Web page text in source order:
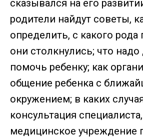
сказывался на его
родители найдут советы,
определить, с какого
они столкнулись; что
помочь ребенку; как
общение ребенка с
окружением; в каких
консультация
медицинское учреждение